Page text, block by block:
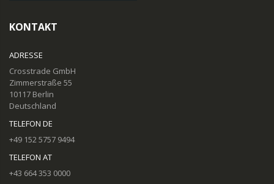
KONTAKT
ADRESSE
Crosstrade GmbH
Zimmerstraße 55
10117 Berlin
Deutschland
TELEFON DE
+49 152 5757 9494
TELEFON AT
+43 664 353 0000